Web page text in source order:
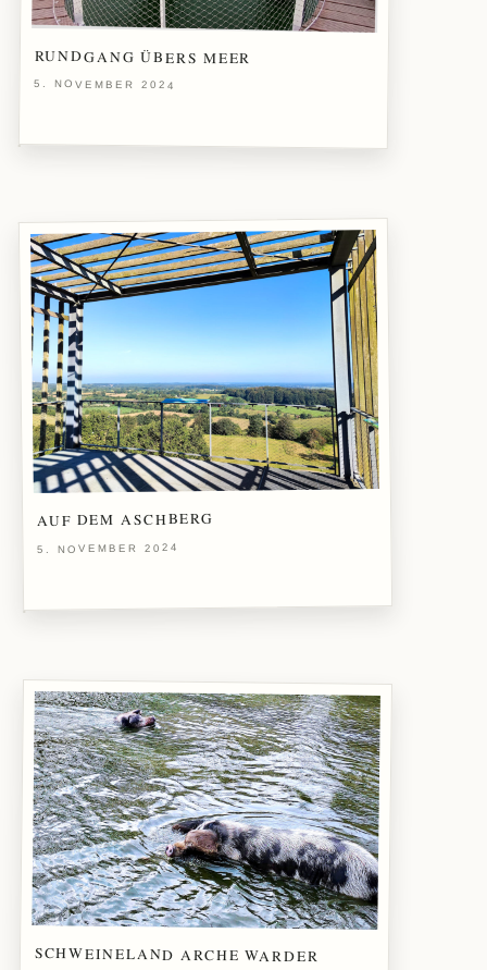
RUNDGANG ÜBERS MEER
5. NOVEMBER 2024
AUF DEM ASCHBERG
5. NOVEMBER 2024
SCHWEINELAND ARCHE WARDER